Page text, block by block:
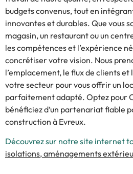
budgets convenus, tout en
innovantes et durables. Que vous
magasin, un restaurant ou un
les compétences et l’expérience
concrétiser votre vision. Nous
l’emplacement, le flux de clients et
votre secteur pour vous offrir un
parfaitement adapté. Optez pour
bénéficiez d’un partenariat fiable
construction à Evreux.
Découvrez sur notre site internet
isolations, aménagements